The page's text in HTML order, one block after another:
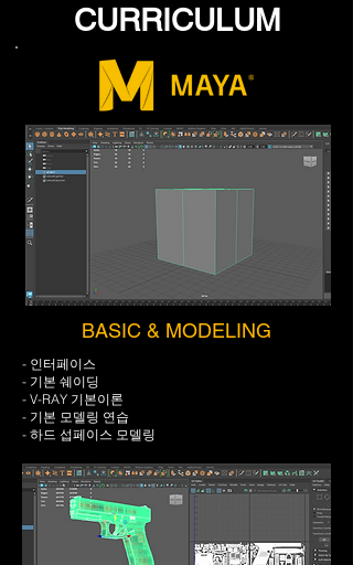
CURRICULUM
BASIC & MODELING
- 인터페이스
- 기본 쉐이딩
- V-RAY 기본이론
- 기본 모델링 연습
- 하드 섭페이스 모델링